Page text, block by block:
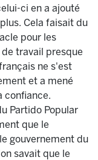
ci en a ajouté
Cela faisait du
pour les
travail presque
ne s'est
et a mené
confiance.
Partido Popular
que le
gouvernement du
savait que le